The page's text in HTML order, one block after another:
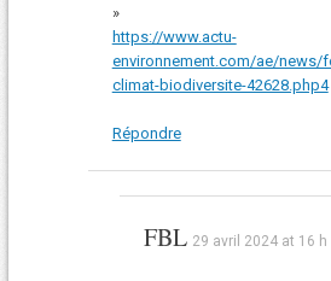
»
https://www.actu-
environnement.com/ae/news/
climat-biodiversite-42628.php4
Répondre
FBL 29 avril 2024 at 16 h